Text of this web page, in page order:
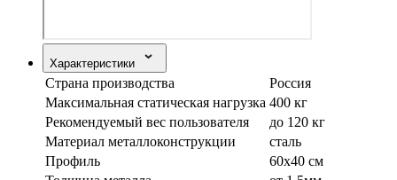
Характеристики
Страна производства
Россия
Максимальная статическая нагрузка 400 кг
Рекомендуемый вес пользователя
до 120 кг
Материал металлоконструкции
сталь
Профиль
60х40 см